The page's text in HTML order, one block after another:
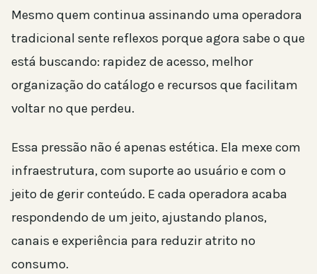
Mesmo quem continua assinando uma operadora
tradicional sente reflexos porque agora sabe o que
está buscando: rapidez de acesso, melhor
organização do catálogo e recursos que facilitam
voltar no que perdeu.
Essa pressão não é apenas estética. Ela mexe com
infraestrutura, com suporte ao usuário e com o
jeito de gerir conteúdo. E cada operadora acaba
respondendo de um jeito, ajustando planos,
canais e experiência para reduzir atrito no
consumo.